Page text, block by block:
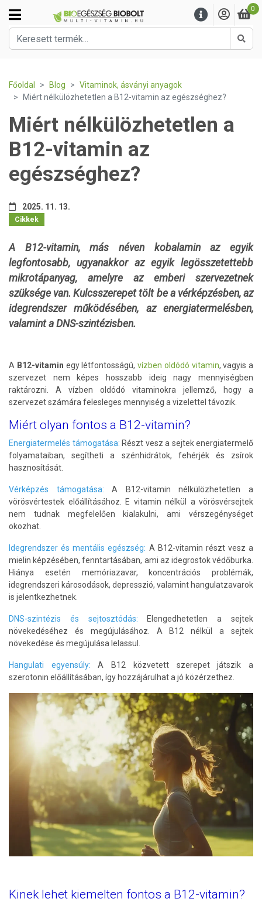
0
Főoldal Blog
Vitaminok, ásványi anyagok
Miért nélkülözhetetlen a B12-vitamin az egészséghez?
Miért nélkülözhetetlen a
B12-vitamin az
egészséghez?
2025. 11. 13.
Cikkek
A B12-vitamin, más néven kobalamin az egyik
legfontosabb, ugyanakkor az egyik legösszetettebb
mikrotápanyag, amelyre az emberi szervezetnek
szüksége van. Kulcsszerepet tölt be a vérképzésben, az
idegrendszer működésében, az energiatermelésben,
valamint a DNS-szintézisben.
A B12-vitamin egy létfontosságú, vízben oldódó vitamin, vagyis a
szervezet nem képes hosszabb ideig nagy mennyiségben
raktározni. A vízben oldódó vitaminokra jellemző, hogy a
szervezet számára felesleges mennyiség a vizelettel távozik.
Miért olyan fontos a B12-vitamin?
Energiatermelés támogatása: Részt vesz a sejtek energiatermelő
folyamataiban, segítheti a szénhidrátok, fehérjék és zsírok
hasznosítását.
Vérképzés támogatása: A B12-vitamin nélkülözhetetlen a
vörösvértestek előállításához. E vitamin nélkül a vörösvérsejtek
nem tudnak megfelelően kialakulni, ami vérszegénységet
okozhat.
Idegrendszer és mentális egészség: A B12-vitamin részt vesz a
mielin képzésében, fenntartásában, ami az idegrostok védőburka.
Hiánya esetén memóriazavar, koncentrációs problémák,
idegrendszeri károsodások, depresszió, valamint hangulatzavarok
is jelentkezhetnek.
DNS-szintézis és sejtosztódás: Elengedhetetlen a sejtek
növekedéséhez és megújulásához. A B12 nélkül a sejtek
növekedése és megújulása lelassul.
Hangulati egyensúly: A B12 közvetett szerepet játszik a
szerotonin előállításában, így hozzájárulhat a jó közérzethez.
Kinek lehet kiemelten fontos a B12-vitamin?